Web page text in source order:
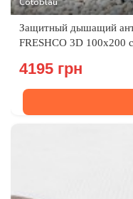
Защитный дышащий
FRESHCO 3D 100х200
4195 грн